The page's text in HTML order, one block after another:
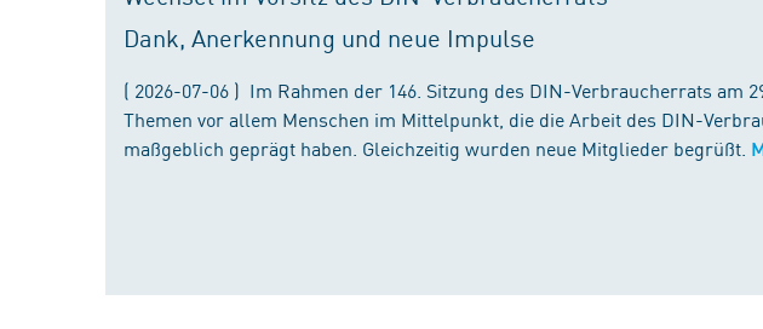
Dank, Anerkennung und neue Impulse
( 2026-07-06 ) Im Rahmen der 146. Sitzung des DIN-Verbraucherrats am
Themen vor allem Menschen im Mittelpunkt, die die Arbeit des DIN-
maßgeblich geprägt haben. Gleichzeitig wurden neue Mitglieder begrüßt.